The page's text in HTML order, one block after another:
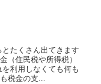
とたくさん出てきます
（住民税や所得税）
利用しなくても何も
税金の支...